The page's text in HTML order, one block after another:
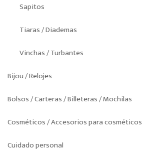
Sapitos
Tiaras / Diademas
Vinchas / Turbantes
Bijou / Relojes
Bolsos / Carteras / Billeteras / Mochilas
Cosméticos / Accesorios para cosméticos
Cuidado personal